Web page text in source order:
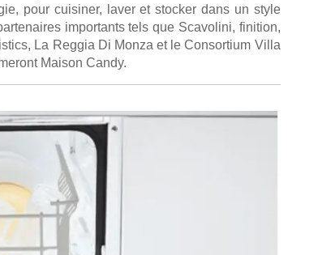
pour cuisiner, laver et stocker dans un style
importants tels que Scavolini, finition,
La Reggia Di Monza et le Consortium Villa
Maison Candy.